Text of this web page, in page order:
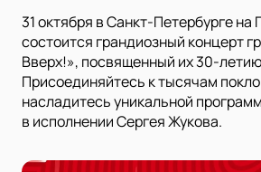
31 октября в Санкт-Петербурге на
состоится грандиозный концерт
Вверх!», посвященный их 30-
Присоединяйтесь к тысячам
насладитесь уникальной
в исполнении Сергея Жукова.